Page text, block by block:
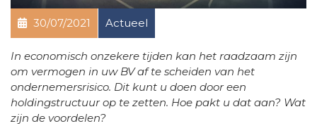
30/07/2021 Actueel
In economisch onzekere tijden kan het raadzaam zijn
om vermogen in uw BV af te scheiden van het
ondernemersrisico. Dit kunt u doen door een
holdingstructuur op te zetten. Hoe pakt u dat aan? Wat
zijn de voordelen?